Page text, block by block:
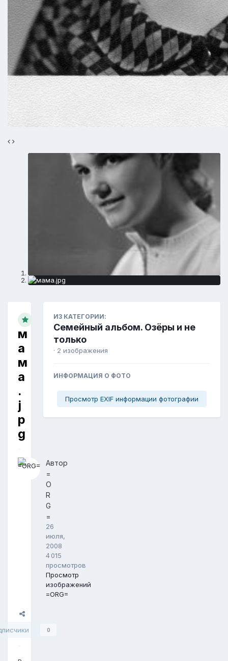
м
а
м
а
.
j
p
g
Автор
=
O
R
G
=
26
июля,
2008
4 015
просмотров
Просмотр
изображений
=ORG=
0
ИЗ КАТЕГОРИИ:
Семейный альбом. Озёры и не
только
· 2 изображения
ИНФОРМАЦИЯ О ФОТО
Просмотр EXIF информации фотографии